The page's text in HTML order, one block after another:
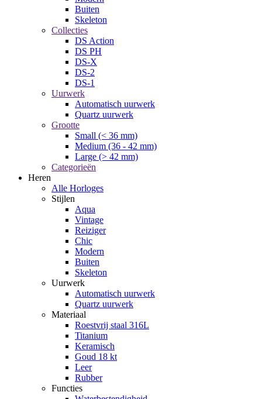
Buiten
Skeleton
Collecties
DS Action
DS PH
DS-X
DS-2
DS-1
Uurwerk
Automatisch uurwerk
Quartz uurwerk
Grootte
Small (< 36 mm)
Medium (36 - 42 mm)
Large (> 42 mm)
Categorieën
Heren
Alle Horloges
Stijlen
Aqua
Vintage
Reiziger
Chic
Modern
Buiten
Skeleton
Uurwerk
Automatisch uurwerk
Quartz uurwerk
Materiaal
Roestvrij staal 316L
Titanium
Keramisch
Goud 18 kt
Leer
Rubber
Functies